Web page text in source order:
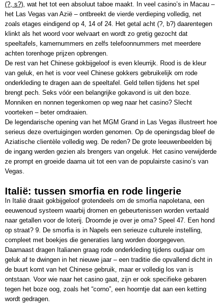
(?, s?), wat het tot een absoluut taboe maakt. In veel casino’s in Macau –
het Las Vegas van Azië – ontbreekt de vierde verdieping volledig, net
zoals etages eindigend op 4, 14 of 24. Het getal acht (?, b?) daarentegen
klinkt als het woord voor welvaart en wordt zo gretig gezocht dat
speeltafels, kamernummers en zelfs telefoonnummers met meerdere
achten torenhoge prijzen opbrengen.
De rest van het Chinese gokbijgeloof is even kleurrijk. Rood is de kleur
van geluk, en het is voor veel Chinese gokkers gebruikelijk om rode
onderkleding te dragen aan de speeltafel. Geld tellen tijdens het spel
brengt pech. Seks vóór een belangrijke gokavond is uit den boze.
Monniken en nonnen tegenkomen op weg naar het casino? Slecht
voorteken – beter omdraaien.
De legendarische opening van het MGM Grand in Las Vegas illustreert hoe
serieus deze overtuigingen worden genomen. Op de openingsdag bleef de
Aziatische clientèle volledig weg. De reden? De grote leeuwenbeelden bij
de ingang werden gezien als brengers van ongeluk. Het casino verwijderde
ze prompt en groeide daarna uit tot een van de populairste casino’s van
Vegas.
Italië: tussen smorfia en rode lingerie
In Italië draait gokbijgeloof grotendeels om de smorfia napoletana, een
eeuwenoud systeem waarbij dromen en gebeurtenissen worden vertaald
naar getallen voor de loterij. Droomde je over je oma? Speel 47. Een hond
op straat? 9. De smorfia is in Napels een serieuze culturele instelling,
compleet met boekjes die generaties lang worden doorgegeven.
Daarnaast dragen Italianen graag rode onderkleding tijdens oudjaar om
geluk af te dwingen in het nieuwe jaar – een traditie die opvallend dicht in
de buurt komt van het Chinese gebruik, maar er volledig los van is
ontstaan. Voor wie naar het casino gaat, zijn er ook specifieke gebaren
tegen het boze oog, zoals het “corno”, een hoorntje dat aan een ketting
wordt gedragen.